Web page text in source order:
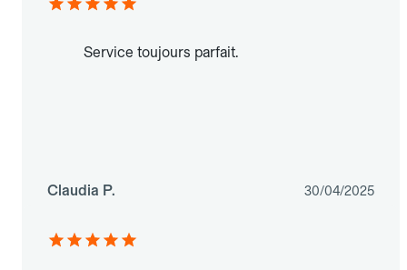
Service toujours parfait.
Claudia P. 30/04/2025